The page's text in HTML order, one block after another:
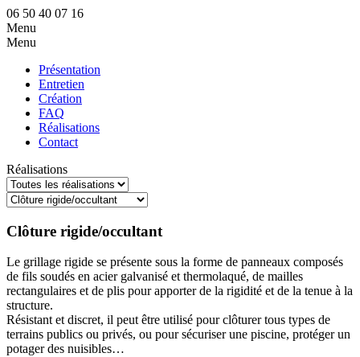
06 50 40 07 16
Menu
Menu
Présentation
Entretien
Création
FAQ
Réalisations
Contact
Réalisations
Clôture rigide/occultant
Le grillage rigide se présente sous la forme de panneaux composés
de fils soudés en acier galvanisé et thermolaqué, de mailles
rectangulaires et de plis pour apporter de la rigidité et de la tenue à la
structure.
Résistant et discret, il peut être utilisé pour clôturer tous types de
terrains publics ou privés, ou pour sécuriser une piscine, protéger un
potager des nuisibles…